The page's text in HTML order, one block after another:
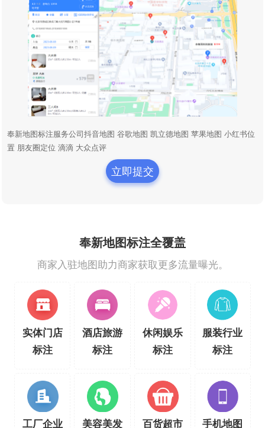
奉新地图标注服务公司抖音地图 谷歌地图 凯立德地图 苹果地图 小红书位
置 朋友圈定位 滴滴 大众点评
立即提交
奉新地图标注全覆盖
商家入驻地图助力商家获取更多流量曝光。
实体门店
标注
工厂企业
酒店旅游
标注
美容美发
休闲娱乐
标注
百货超市
服装行业
标注
手机地图